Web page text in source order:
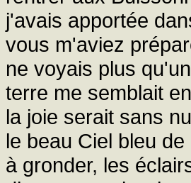
j'avais apportée
vous m'aviez
ne voyais plus
terre me semblait
la joie serait sans
le beau Ciel bleu
à gronder, les